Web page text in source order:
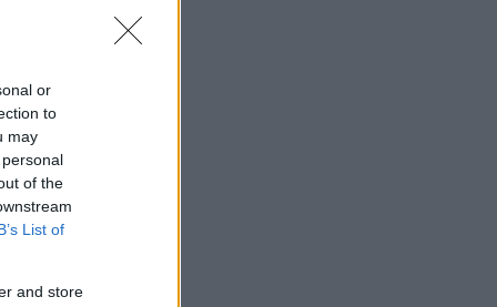
or
to
may
of the
List of
and store